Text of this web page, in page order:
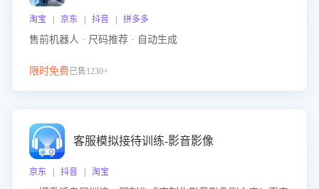
淘宝 | 京东 | 抖音 | 拼多多
售前机器人 · 尺码推荐 · 自动生成
限时免费已售1230+
客服模拟接待训练-影音影像
京东 | 抖音 | 淘宝